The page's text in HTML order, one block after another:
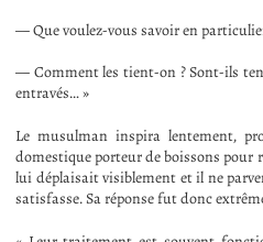
— Que voulez-vous savoir en
— Comment les tient-on ? Sont-ils
entravés… »
Le musulman inspira lentement,
domestique porteur de boissons
lui déplaisait visiblement et il ne
satisfasse. Sa réponse fut donc